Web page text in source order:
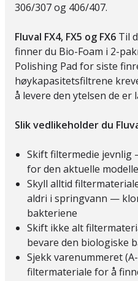
306/307 og 406/407.
Fluval FX4, FX5 og FX6 Til
finner du Bio-Foam i 2-
Polishing Pad for siste
høykapasitetsfiltrene
å levere den ytelsen de er
Slik vedlikeholder du
Skift filtermedie jevnlig
for den aktuelle
Skyll alltid
aldri i springvann —
bakteriene
Skift ikke alt
bevare den biologiske
Sjekk varenummeret
filtermateriale for å